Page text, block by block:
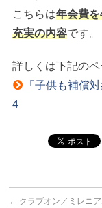
こちらは年会費
充実の内容です。
詳しくは下記のペ
「子供も補償
4
← クラブオン／ミレニ